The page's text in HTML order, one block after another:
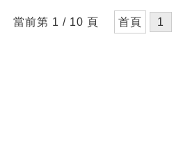
當前第 1 / 10 頁 首頁 1